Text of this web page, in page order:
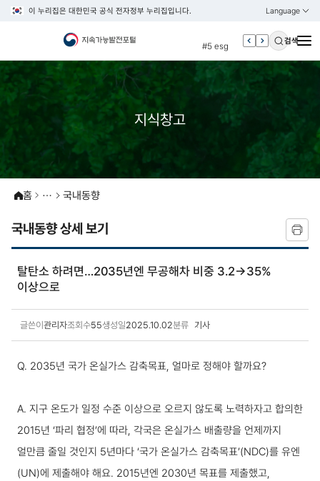
이 누리집은 대한민국 공식 전자정부 누리집입니다. Language
열기
KOREAN
ENGLISH
#5 esg
#6 빈곤
#1 경제
검색
지식창고
홈 국내동향
국내동향 상세 보기
탈탄소 하려면…2035년엔 무공해차 비중 3.2→35%
이상으로
글쓴이 관리자조회수55생성일2025.10.02분류 기사
Q. 2035년 국가 온실가스 감축목표, 얼마로 정해야 할까요?
A. 지구 온도가 일정 수준 이상으로 오르지 않도록 노력하자고 합의한
2015년 ‘파리 협정’에 따라, 각국은 온실가스 배출량을 언제까지
얼만큼 줄일 것인지 5년마다 ‘국가 온실가스 감축목표’(NDC)를 유엔
(UN)에 제출해야 해요. 2015년엔 2030년 목표를 제출했고,